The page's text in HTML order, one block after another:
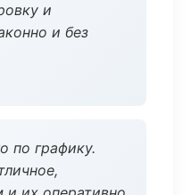
и
и без
по графику.